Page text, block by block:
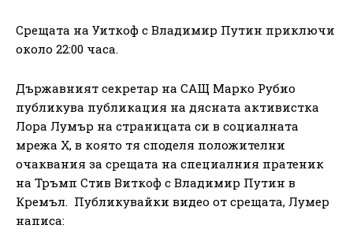
Срещата на Уиткоф с Владимир Путин приключи
около 22:00 часа.
Държавният секретар на САЩ Марко Рубио
публикува публикация на дясната активистка
Лора Лумър на страницата си в социалната
мрежа X, в която тя споделя положителни
очаквания за срещата на специалния пратеник
на Тръмп Стив Виткоф с Владимир Путин в
Кремъл. Публикувайки видео от срещата, Лумер
написа: